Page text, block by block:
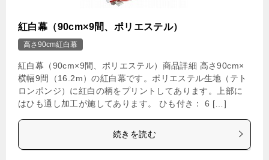
紅白幕（90cm×9間、ポリエステル）
高さ90cm紅白幕
紅白幕（90cm×9間、ポリエステル）商品詳細 高さ90cm×
横幅9間（16.2m）の紅白幕です。ポリエステル生地（テト
ロンポンジ）に紅白の柄をプリントしてあります。上部に
はひも通し加工が施してあります。 ひも付き： 6 […]
続きを読む